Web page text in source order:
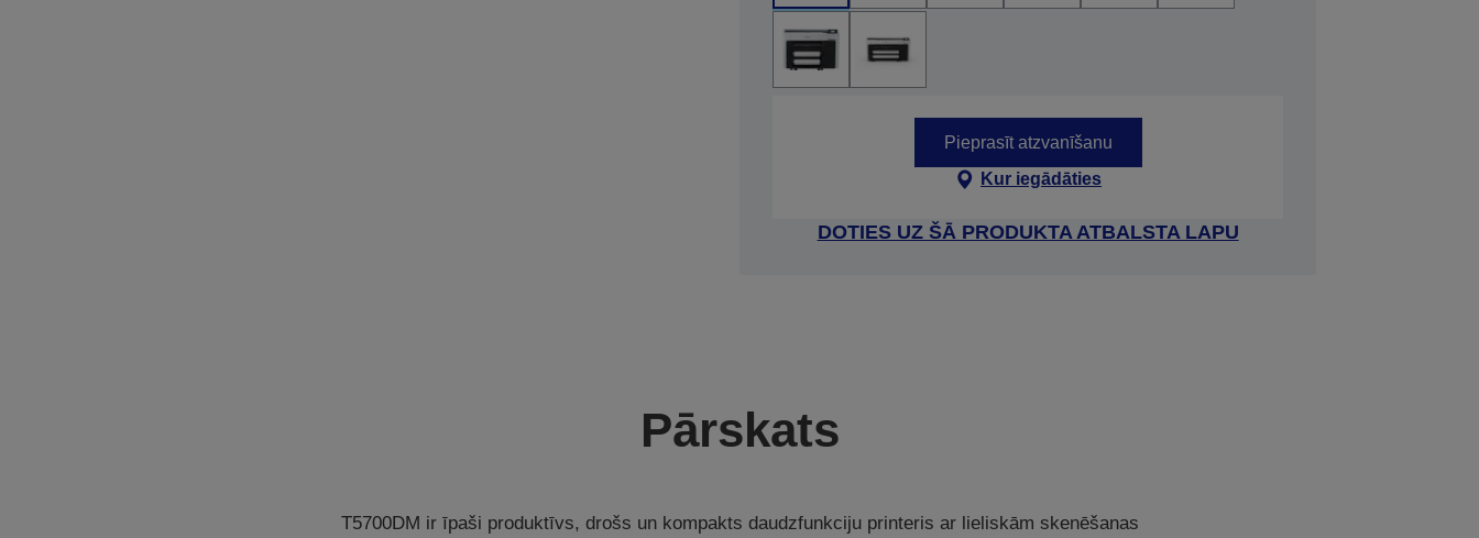
Pieprasīt atzvanīšanu
Kur iegādāties
DOTIES UZ ŠĀ PRODUKTA ATBALSTA LAPU
Pārskats
T5700DM ir īpaši produktīvs, drošs un kompakts daudzfunkciju printeris ar lieliskām skenēšanas